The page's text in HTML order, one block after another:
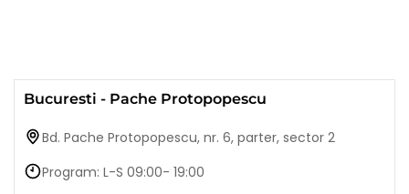
Bucuresti - Pache Protopopescu
Bd. Pache Protopopescu, nr. 6, parter, sector 2
Program: L-S 09:00- 19:00